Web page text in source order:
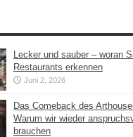
Lecker und sauber – woran
Restaurants erkennen
Juni 2, 2026
Das Comeback des
Warum wir wieder
brauchen